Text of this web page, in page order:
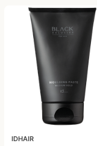
IDHAIR